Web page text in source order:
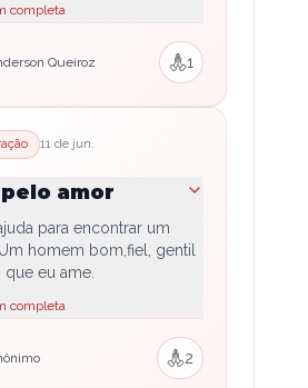
completa
Queiroz 1
11 de jun.
amor
para encontrar um
homem bom,fiel, gentil
eu ame.
completa
2